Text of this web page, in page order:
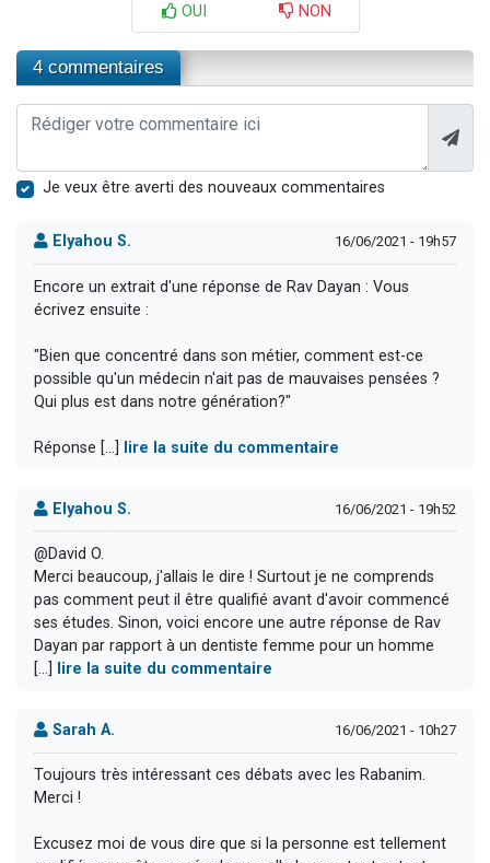
OUI NON
4 commentaires
Je veux être averti des nouveaux commentaires
Elyahou S. 16/06/2021 - 19h57
Encore un extrait d'une réponse de Rav Dayan : Vous
écrivez ensuite :
"Bien que concentré dans son métier, comment est-ce
possible qu'un médecin n'ait pas de mauvaises pensées ?
Qui plus est dans notre génération?"
Réponse [...] lire la suite du commentaire
Elyahou S. 16/06/2021 - 19h52
@David O.
Merci beaucoup, j'allais le dire ! Surtout je ne comprends
pas comment peut il être qualifié avant d'avoir commencé
ses études. Sinon, voici encore une autre réponse de Rav
Dayan par rapport à un dentiste femme pour un homme
[...]
lire la suite du commentaire
Sarah A. 16/06/2021 - 10h27
Toujours très intéressant ces débats avec les Rabanim.
Merci !
Excusez moi de vous dire que si la personne est tellement